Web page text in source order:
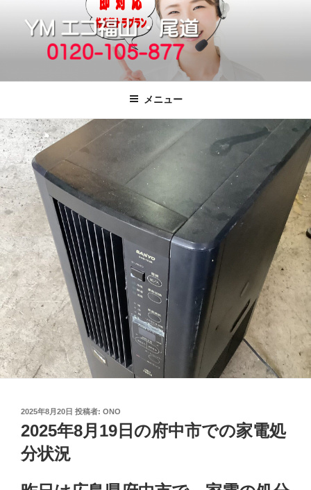
キ
ッ
プ
福山市で格安の不用品回収、買取、処
分は粗大ごみ処分、廃品回収も対応の
YMエコ福山営業所へ。
引っ越しゴミ・粗大ゴミの片付けをいたします
メニュー
投
稿
日:
2025年8月20日 投稿者: ONO
2025年8月19日の府中市での家電処
分状況